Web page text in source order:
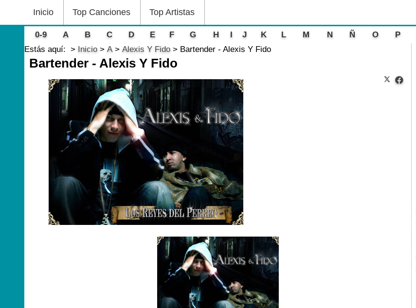
Inicio Top Canciones Top Artistas
0-9 A B C D E F G H I J K L M N Ñ O P
Estás aquí:
Inicio A Alexis Y Fido Bartender - Alexis Y Fido
Bartender - Alexis Y Fido